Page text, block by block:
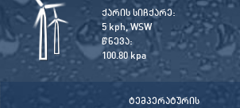
ქარის სიჩქარე:
5 kph, WSW
წნევა:
100.80 kpa
ტემპერატურის